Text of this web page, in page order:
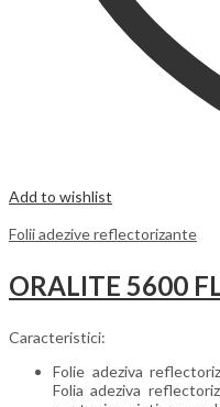
Add to wishlist
Folii adezive reflectorizante
Caracteristici:
Folie adeziva
Folia adeziva